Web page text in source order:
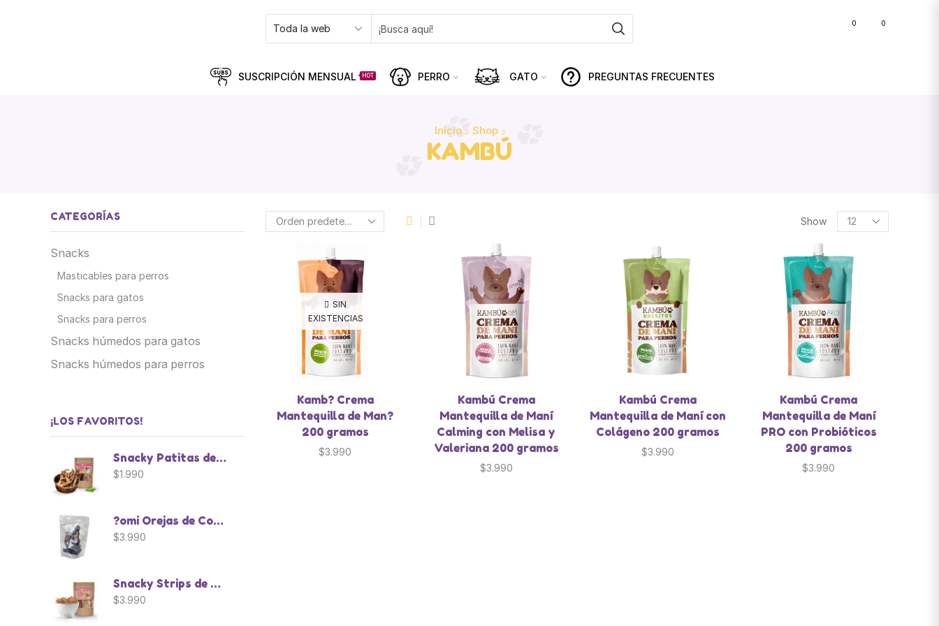
0 0
SUSCRIPCIÓN MENSUAL HOT PERRO GATO PREGUNTAS FRECUENTES
Inicio Shop
KAMBÚ
Show
SIN
EXISTENCIAS
Kamb? Crema
Mantequilla de Man?
200 gramos
$3.990
Kambú Crema
Mantequilla de Maní
Calming con Melisa y
Valeriana 200 gramos
$3.990
Kambú Crema
Mantequilla de Maní con
Colágeno 200 gramos
$3.990
Kambú Crema
Mantequilla de Maní
PRO con Probióticos
200 gramos
$3.990
CATEGORÍAS
Snacks
Masticables para perros
Snacks para gatos
Snacks para perros
Snacks húmedos para gatos
Snacks húmedos para perros
¡LOS FAVORITOS!
Snacky Patitas de Pollo - 3 Unidades
$1.990
?omi Orejas de Conejo - 6 Unidades
$3.990
Snacky Strips de Pollo Deshidratado
$3.990